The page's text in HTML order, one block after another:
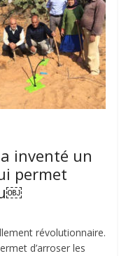
inventé un
permet
révolutionnaire.
d’arroser les